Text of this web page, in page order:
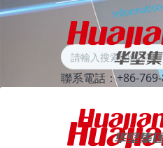
聯系電話：+86-